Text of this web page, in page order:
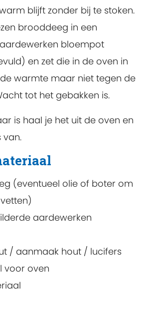
blijft zonder bij te stoken.
brooddeeg in een
bloempot
en zet die in de oven in
warmte maar niet tegen de
tot het gebakken is.
is haal je het uit de oven en
van.
(eventueel olie of boter om
aardewerken
/ aanmaak hout / lucifers
voor oven